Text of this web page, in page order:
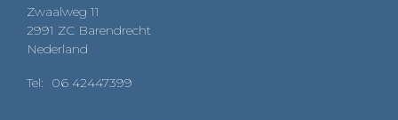
Zwaalweg 11
2991 ZC Barendrecht
Nederland
Tel: 06 42447399